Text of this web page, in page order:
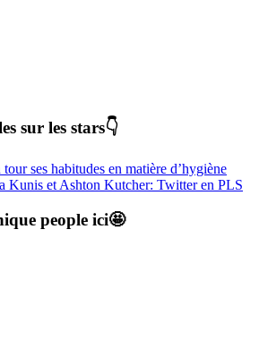
sur les stars👇
ses habitudes en matière d’hygiène
Kunis et Ashton Kutcher: Twitter en PLS
people ici🤩